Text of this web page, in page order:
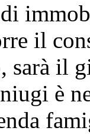
il
sarà il
è